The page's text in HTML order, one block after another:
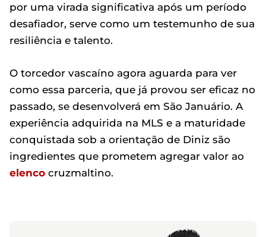
por uma virada significativa após um período
desafiador, serve como um testemunho de sua
resiliência e talento.
O torcedor vascaíno agora aguarda para ver
como essa parceria, que já provou ser eficaz no
passado, se desenvolverá em São Januário. A
experiência adquirida na MLS e a maturidade
conquistada sob a orientação de Diniz são
ingredientes que prometem agregar valor ao
elenco cruzmaltino.